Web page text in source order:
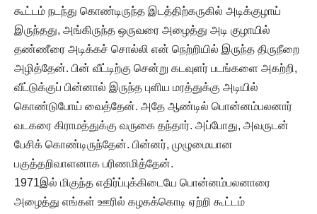
கூட்டம் நடந்து கொண்டிருந்த இடத்திற்கருகில் அடிக்குழாய்
இருந்தது, அங்கிருந்த ஒருவரை அழைத்து அடி குழாயில்
தண்ணீரை அடிக்கச் சொல்லி என் நெற்றியில் இருந்த திருநீறை
அழித்தேன். பின் வீட்டிற்கு சென்று கடவுளர் படங்களை அகற்றி,
வீட்டுக்குப் பின்னால் இருந்த புளிய மரத்துக்கு அடியில்
கொண்டுபோய் வைத்தேன். அதே ஆண்டில் பொன்னம்பலனார்
வடகரை கிராமத்துக்கு வருகை தந்தார். அப்போது, அவருடன்
பேசிக் கொண்டிருந்தேன். பின்னர், முழுமையான
பகுத்தறிவாளனாக பரிணமித்தேன்.
1971இல் மிகுந்த எதிர்ப்புக்கிடையே பொன்னம்பலனாரை
அழைத்து எங்கள் ஊரில் கழகக்கொடி ஏற்றி கூட்டம்